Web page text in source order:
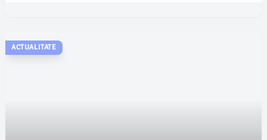
ACTUALITATE